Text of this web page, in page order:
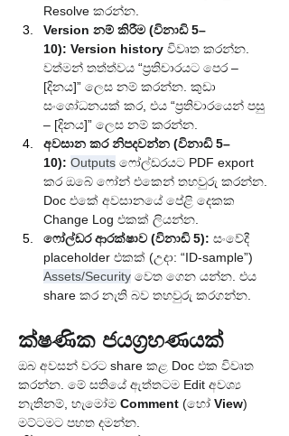
Resolve කරන්න.
Version නම් කිරීම (විනාඩි 5–
10): Version history විවෘත කරන්න.
වත්මන් තත්ත්වය “ප්‍රතිචාරයට පෙර –
[දිනය]” ලෙස නම් කරන්න. කුඩා
සංශෝධනයක් කර, එය “ප්‍රතිචාරයෙන් පසු
– [දිනය]” ලෙස නම් කරන්න.
අවසාන කර නිපදවන්න (විනාඩි 5–
10): Outputs ෆෝල්ඩරයට PDF export
කර ඔබේ ෆෝන් එකෙන් තහවුරු කරන්න.
Doc එකේ අවසානයේ පේළි දෙකක
Change Log එකක් ලියන්න.
ෆෝල්ඩර ආරක්ෂාව (විනාඩි 5): සංවේදී
placeholder එකක් (උදා: “ID-sample”)
Assets/Security වෙත ගෙන යන්න. එය
share කර නැති බව තහවුරු කරගන්න.
ක්ෂණික ජයග්‍රහණයක්
ඔබ අවසන් වරට share කළ Doc එක විවෘත
කරන්න. මේ සතියේ ඇත්තටම Edit අවශ්‍ය
නැතිනම්, හැමෝම Comment (හෝ View)
මට්ටමට පහත දමන්න.